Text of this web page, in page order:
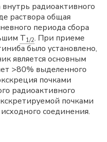
радиоактивного
раствора общая
периода сбора
T1/2. При приеме
было установлено,
является основным
>80% выделенного
почками
радиоактивного
почками
соединения.